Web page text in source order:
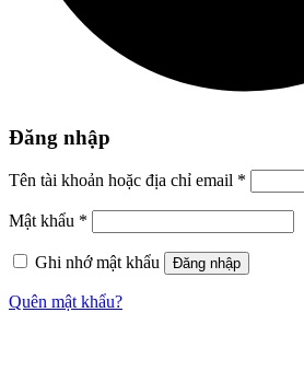
Đăng nhập
Tên tài khoản hoặc địa chỉ email *
Mật khẩu *
Ghi nhớ mật khẩu Đăng nhập
Quên mật khẩu?